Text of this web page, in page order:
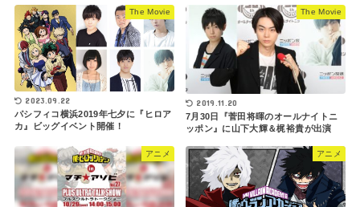
The Movie
2023.09.22
パシフィコ横浜2019年七夕に『ヒロア
カ』ビッグイベント開催！
The Movie
2019.11.20
7月30日『菅田将暉のオールナイトニ
ッポン』に山下大輝＆梶裕貴が出演
アニメ アニメ